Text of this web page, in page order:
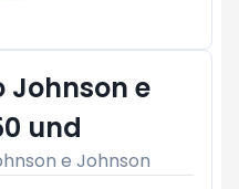
Johnson e
und
e Johnson